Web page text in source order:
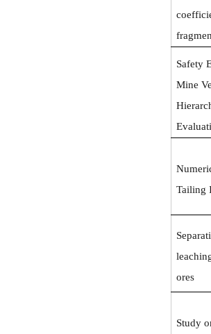
Safety
Mine
Tailing
ores
Study